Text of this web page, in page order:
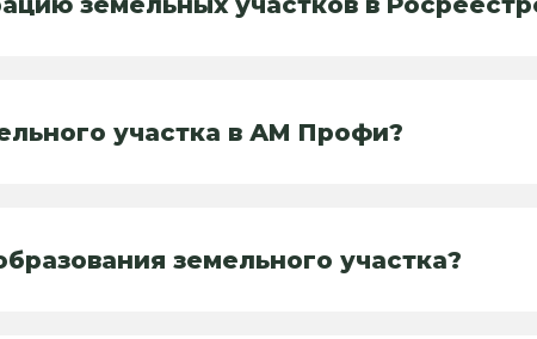
участка в АМ Профи?
земельного участка?